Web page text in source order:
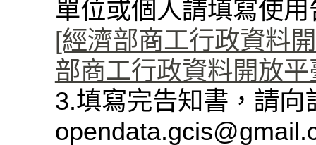
單位或個人請填寫使
[經濟部商工行政資料
部商工行政資料開放
3.填寫完告知書，請